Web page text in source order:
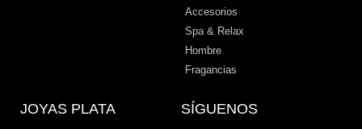
Accesorios
Spa & Relax
Hombre
Fragancias
JOYAS PLATA SÍGUENOS